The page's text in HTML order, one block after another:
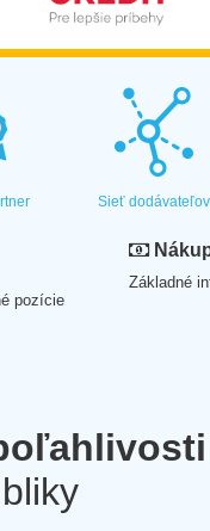
Sieť dodávateľov
pozície
Základné